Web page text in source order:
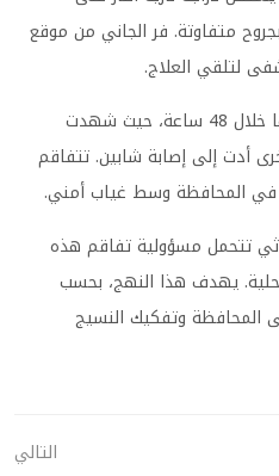
متفاوتة. فر الجاني من موقع
لتلقي العلاج.
تعد هذه الواقعة الثانية من نوعها خلال 48 ساعة، حيث شهدت
أدت إلى إصابة شابين. تتفاقم
في المحافظة وسط غياب أمني.
تتحمل مسؤولية تفاقم هذه
يهدف هذا النهج، بحسب
المحافظة وتفكيك النسيج
التالي